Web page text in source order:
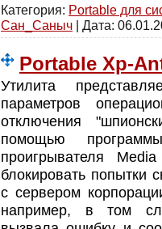
Категория: Portable для
Сан_Саныч | Дата:
Portable Xp-
Утилита
параметров
отключения
помощью
проигрывателя
блокировать попытки
с сервером
например, в том